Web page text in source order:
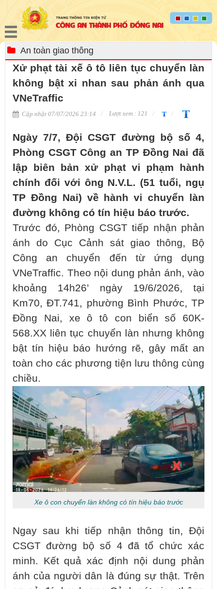
An toàn giao thông
Xử phạt tài xế ô tô liên tục chuyển làn
không bật xi nhan sau phản ánh qua
VNeTraffic
Cập nhật 07/07/2026 23:14 Lượt xem : 121
Ngày 7/7, Đội CSGT đường bộ số 4,
Phòng CSGT Công an TP Đồng Nai đã
lập biên bản xử phạt vi phạm hành
chính đối với ông N.V.L. (51 tuổi, ngụ
TP Đồng Nai) về hành vi chuyển làn
đường không có tín hiệu báo trước.
Trước đó, Phòng CSGT tiếp nhận phản
ánh do Cục Cảnh sát giao thông, Bộ
Công an chuyển đến từ ứng dụng
VNeTraffic. Theo nội dung phản ánh, vào
khoảng 14h26’ ngày 19/6/2026, tại
Km70, ĐT.741, phường Bình Phước, TP
Đồng Nai, xe ô tô con biển số 60K-
568.XX liên tục chuyển làn nhưng không
bật tín hiệu báo hướng rẽ, gây mất an
toàn cho các phương tiện lưu thông cùng
chiều.
Xe ô con chuyển làn không có tín hiệu báo trước
Ngay sau khi tiếp nhận thông tin, Đội
CSGT đường bộ số 4 đã tổ chức xác
minh. Kết quả xác định nội dung phản
ánh của người dân là đúng sự thật. Trên